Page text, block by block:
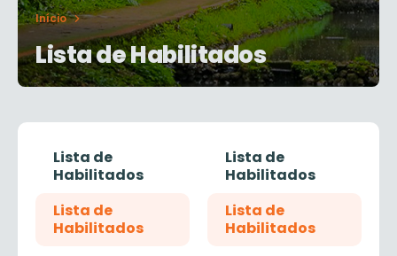
Início
Lista de Habilitados
Lista de
Habilitados
Lista de
Habilitados
Lista de
Habilitados
Lista de
Habilitados